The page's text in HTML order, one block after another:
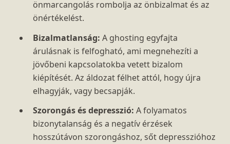
önmarcangolás rombolja az önbizalmat és az
önértékelést.
Bizalmatlanság: A ghosting egyfajta
árulásnak is felfogható, ami megnehezíti a
jövőbeni kapcsolatokba vetett bizalom
kiépítését. Az áldozat félhet attól, hogy újra
elhagyják, vagy becsapják.
Szorongás és depresszió: A folyamatos
bizonytalanság és a negatív érzések
hosszútávon szorongáshoz, sőt depresszióhoz